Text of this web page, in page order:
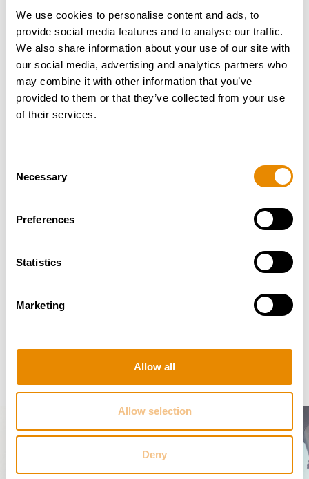
We use cookies to personalise content and ads, to
provide social media features and to analyse our traffic.
We also share information about your use of our site with
our social media, advertising and analytics partners who
may combine it with other information that you’ve
provided to them or that they’ve collected from your use
of their services.
Selection
Necessary
Preferences
Statistics
Marketing
Allow all
Allow selection
Deny
Km-Stand
Land
Zustand
3.50 t
Arbeitshöhe:
9.80 m